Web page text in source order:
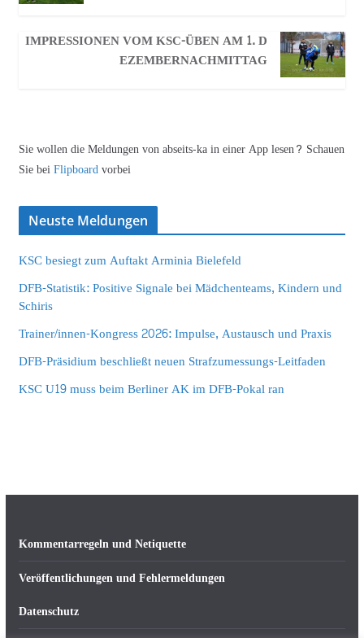
IMPRESSIONEN VOM KSC-ÜBEN AM 1. D
EZEMBERNACHMITTAG
Sie wollen die Meldungen von abseits-ka in einer App lesen? Schauen
Sie beiFlipboardvorbei
Neuste Meldungen
KSC besiegt zum Auftakt Arminia Bielefeld
DFB-Statistik: Positive Signale bei Mädchenteams, Kindern und
Schiris
Trainer/innen-Kongress 2026: Impulse, Austausch und Praxis
DFB-Präsidium beschließt neuen Strafzumessungs-Leitfaden
KSC U19 muss beim Berliner AK im DFB-Pokal ran
Kommentarregeln und Netiquette
Veröffentlichungen und Fehlermeldungen
Datenschutz